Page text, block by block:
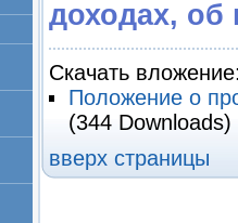
доходах, об
Скачать
Положение о
(344 Downloads)
вверх страницы